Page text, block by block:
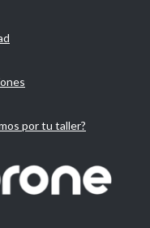
por tu taller?